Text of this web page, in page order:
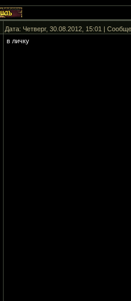
Дата: Четверг, 30.08.2012, 15:01 |
в личку